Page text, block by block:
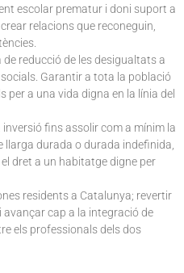
escolar prematur i doni suport a
relacions que reconeguin,
reducció de les desigualtats a
Garantir a tota la població
a una vida digna en la línia del
fins assolir com a mínim la
llarga durada o durada indefinida,
dret a un habitatge digne per
residents a Catalunya; revertir
avançar cap a la integració de
els professionals dels dos